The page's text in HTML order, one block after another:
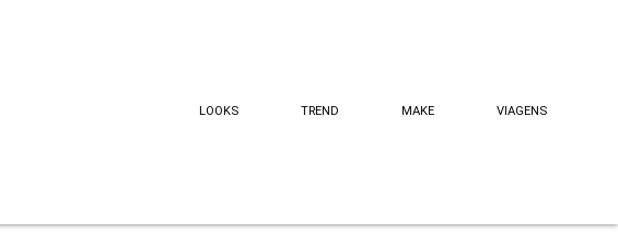
LOOKS TREND MAKE VIAGENS